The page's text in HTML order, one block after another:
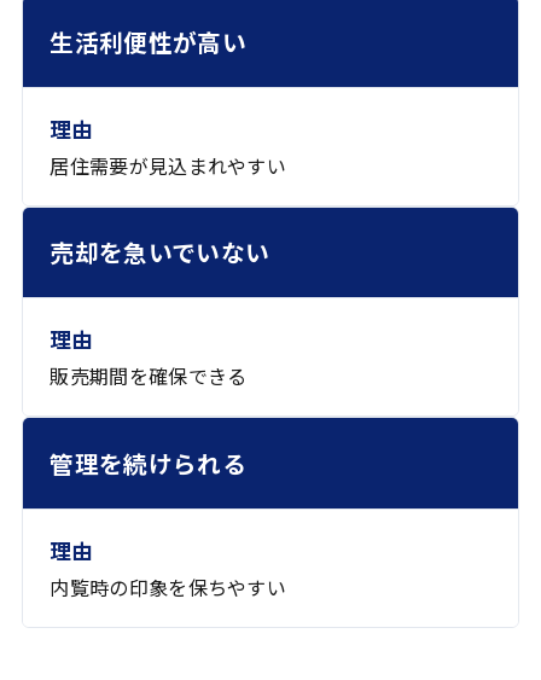
生活利便性が高い
居住需要が見込まれやすい
売却を急いでいない
販売期間を確保できる
管理を続けられる
内覧時の印象を保ちやすい